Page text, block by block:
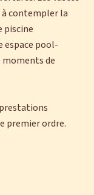
contempler la
piscine
espace pool-
moments de
premier ordre.